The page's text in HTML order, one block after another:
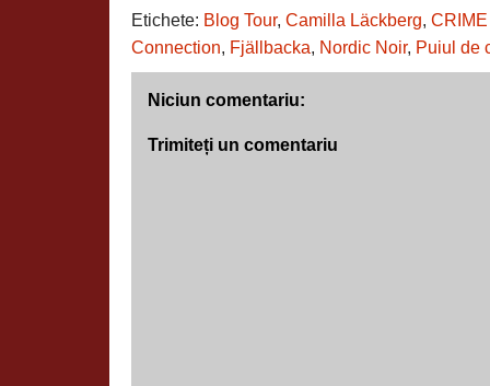
Etichete: Blog Tour, Camilla Läckberg,
Connection, Fjällbacka, Nordic Noir, Puiul de
Niciun comentariu:
Trimiteți un comentariu